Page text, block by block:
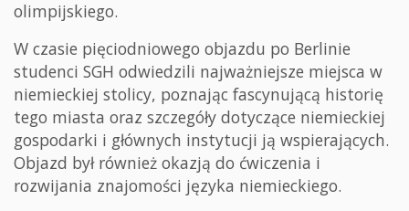
olimpijskiego.
W czasie pięciodniowego objazdu po Berlinie
studenci SGH odwiedzili najważniejsze miejsca w
niemieckiej stolicy, poznając fascynującą historię
tego miasta oraz szczegóły dotyczące niemieckiej
gospodarki i głównych instytucji ją wspierających.
Objazd był również okazją do ćwiczenia i
rozwijania znajomości języka niemieckiego.